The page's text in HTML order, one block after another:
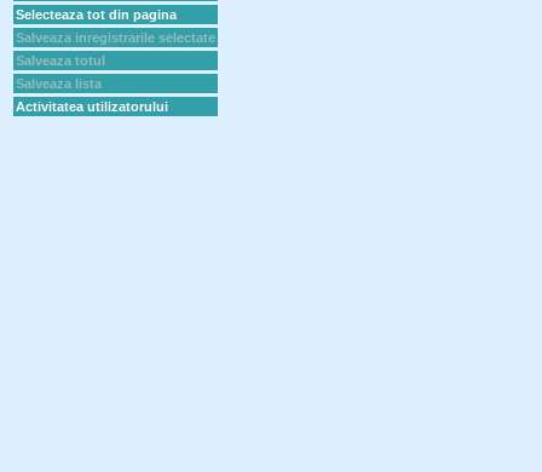
Selecteaza tot din pagina
Salveaza inregistrarile selectate
Salveaza totul
Salveaza lista
Activitatea utilizatorului